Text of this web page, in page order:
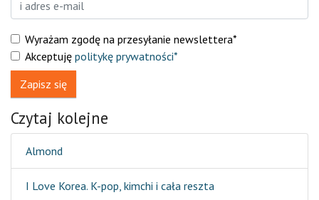
Wyrażam zgodę na przesyłanie newslettera*
Akceptuję politykę prywatności*
Zapisz się
Czytaj kolejne
Almond
I Love Korea. K-pop, kimchi i cała reszta